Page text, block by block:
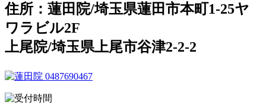
住所：蓮田院/埼玉県蓮田市本町1-25ヤ
ワラビル2F
上尾院/埼玉県上尾市谷津2-2-2